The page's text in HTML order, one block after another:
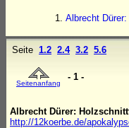
Albrecht
Seite 1.2 2.4 3.2 5.6
Seitenanfang
- 1 -
Albrecht Dürer:
http://12koerbe.de/